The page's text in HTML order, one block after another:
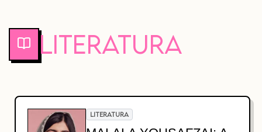
Literatura
LITERATURA